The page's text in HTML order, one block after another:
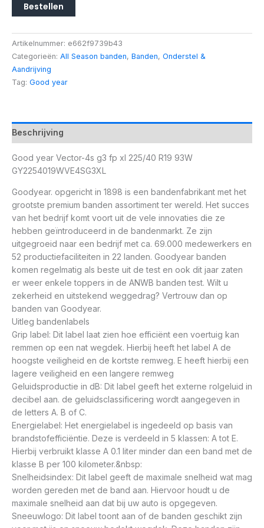
Bestellen
Artikelnummer: e662f9739b43
Categorieën: All Season banden, Banden, Onderstel &
Aandrijving
Tag: Good year
Beschrijving
Good year Vector-4s g3 fp xl 225/40 R19 93W
GY2254019WVE4SG3XL
Goodyear. opgericht in 1898 is een bandenfabrikant met het
grootste premium banden assortiment ter wereld. Het succes
van het bedrijf komt voort uit de vele innovaties die ze
hebben geïntroduceerd in de bandenmarkt. Ze zijn
uitgegroeid naar een bedrijf met ca. 69.000 medewerkers en
52 productiefaciliteiten in 22 landen. Goodyear banden
komen regelmatig als beste uit de test en ook dit jaar zaten
er weer enkele toppers in de ANWB banden test. Wilt u
zekerheid en uitstekend weggedrag? Vertrouw dan op
banden van Goodyear.
Uitleg bandenlabels
Grip label: Dit label laat zien hoe efficiënt een voertuig kan
remmen op een nat wegdek. Hierbij heeft het label A de
hoogste veiligheid en de kortste remweg. E heeft hierbij een
lagere veiligheid en een langere remweg
Geluidsproductie in dB: Dit label geeft het externe rolgeluid in
decibel aan. de geluidsclassificering wordt aangegeven in
de letters A. B of C.
Energielabel: Het energielabel is ingedeeld op basis van
brandstofefficiëntie. Deze is verdeeld in 5 klassen: A tot E.
Hierbij verbruikt klasse A 0.1 liter minder dan een band met de
klasse B per 100 kilometer.&nbsp:
Snelheidsindex: Dit label geeft de maximale snelheid wat mag
worden gereden met de band aan. Hiervoor houdt u de
maximale snelheid aan dat bij uw auto is opgegeven.
Sneeuwlogo: Dit label toont aan of de banden geschikt zijn